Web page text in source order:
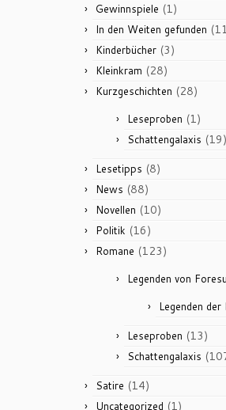
Gewinnspiele (1)
In den Weiten gefunden
Kinderbücher (3)
Kleinkram (28)
Kurzgeschichten (28)
Leseproben (1)
Schattengalaxis (19)
Lesetipps (8)
News (88)
Novellen (10)
Politik (16)
Romane (123)
Legenden von
Legenden der
Leseproben (13)
Schattengalaxis
Satire (14)
Uncategorized (1)